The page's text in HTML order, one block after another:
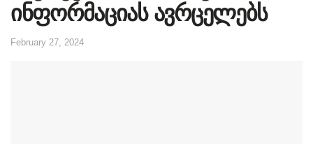
ინფორმაციას ავრცელებს
February 27, 2024